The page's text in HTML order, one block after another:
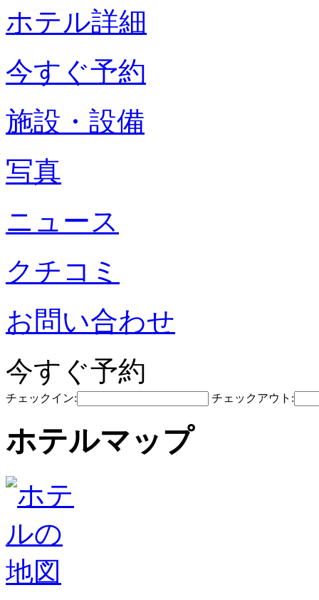
ホテル詳細
今すぐ予約
施設・設備
写真
ニュース
クチコミ
お問い合わせ
今すぐ予約
チェックイン: チェックアウト:
ホテルマップ